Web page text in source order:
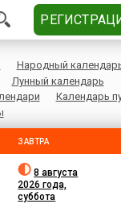
Народный
Лунный календарь
Календарь
ЗАВТРА
8 августа
2026 года,
суббота